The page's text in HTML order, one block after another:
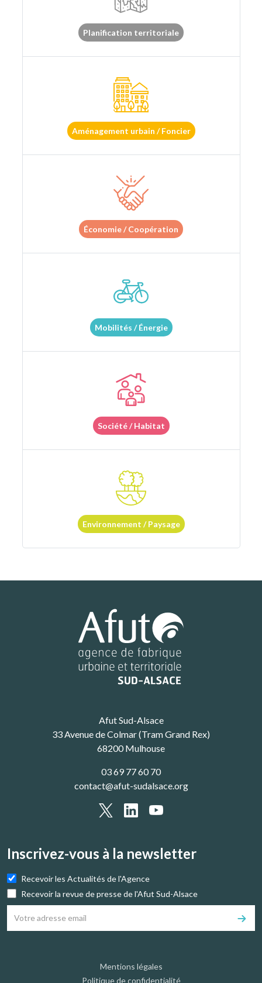
Planification territoriale
Aménagement urbain / Foncier
Économie / Coopération
Mobilités / Énergie
Société / Habitat
Environnement / Paysage
Afut Sud-Alsace
33 Avenue de Colmar (Tram Grand Rex)
68200 Mulhouse
03 69 77 60 70
contact@afut-sudalsace.org
Inscrivez-vous à la newsletter
Recevoir les Actualités de l'Agence
Recevoir la revue de presse de l'Afut Sud-Alsace
Mentions légales
Politique de confidentialité